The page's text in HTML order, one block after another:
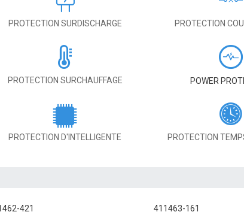
PROTECTION SURDISCHARGE PROTECTION
PROTECTION SURCHAUFFAGE POWER
PROTECTION D'INTELLIGENTE PROTECTION
421 411463-161